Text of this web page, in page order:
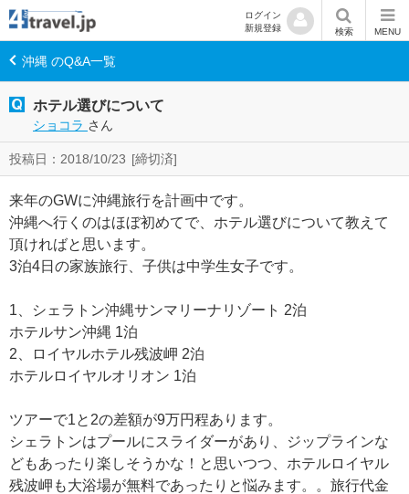
ログイン
新規登録
検索 MENU
沖縄 のQ&A一覧
ホテル選びについて
ショコラ さん
投稿日：2018/10/23 [締切済]
来年のGWに沖縄旅行を計画中です。
沖縄へ行くのはほぼ初めてで、ホテル選びについて教えて
頂ければと思います。
3泊4日の家族旅行、子供は中学生女子です。
1、シェラトン沖縄サンマリーナリゾート 2泊
ホテルサン沖縄 1泊
2、ロイヤルホテル残波岬 2泊
ホテルロイヤルオリオン 1泊
ツアーで1と2の差額が9万円程あります。
シェラトンはプールにスライダーがあり、ジップラインな
どもあったり楽しそうかな！と思いつつ、ホテルロイヤル
残波岬も大浴場が無料であったりと悩みます。。旅行代金